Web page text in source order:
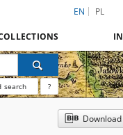
EN PL
search ?